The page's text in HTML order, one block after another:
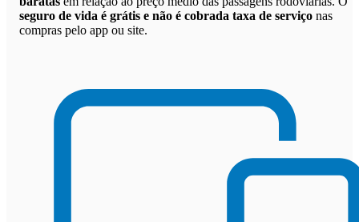
seguro de vida é grátis e não é cobrada taxa de serviço nas
compras pelo app ou site.